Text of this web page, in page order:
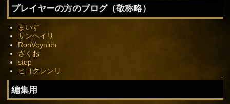
プレイヤーの方のブログ（敬称略）
まいす
サンヘイリ
RonVoynich
ざくお
step
ヒヨクレンリ
↑
編集用